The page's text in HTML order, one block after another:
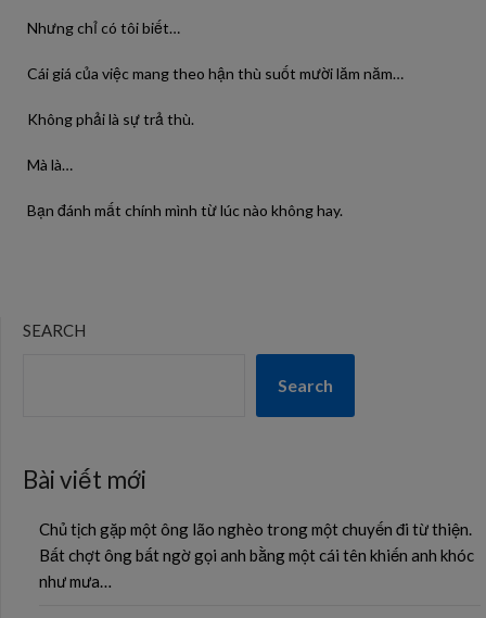
Nhưng chỉ có tôi biết…
Cái giá của việc mang theo hận thù suốt mười lăm năm…
Không phải là sự trả thù.
Mà là…
Bạn đánh mất chính mình từ lúc nào không hay.
SEARCH
Search
Bài viết mới
Chủ tịch gặp một ông lão nghèo trong một chuyến đi từ thiện.
Bất chợt ông bất ngờ gọi anh bằng một cái tên khiến anh khóc
như mưa…